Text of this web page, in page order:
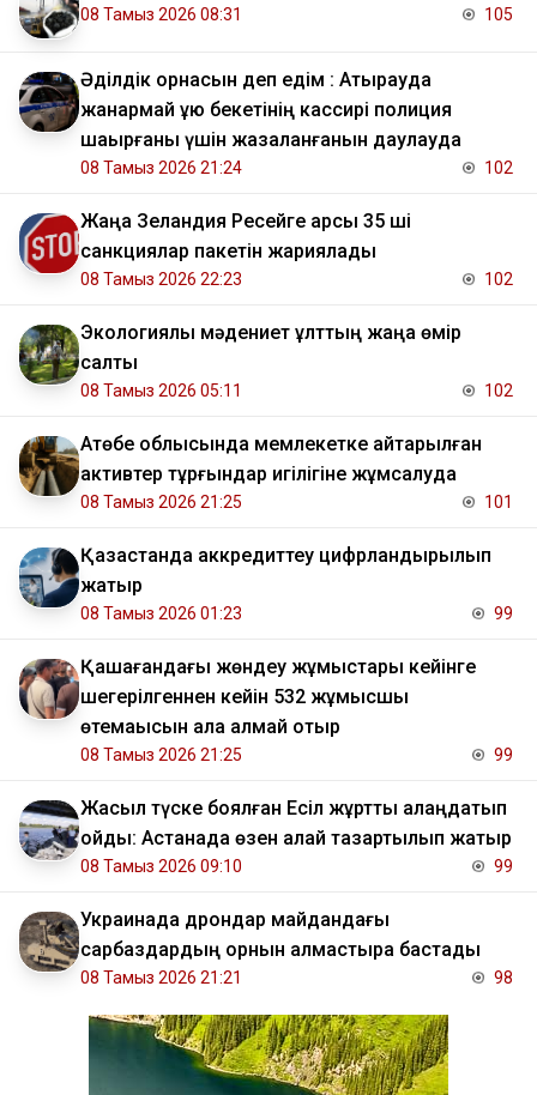
08 Тамыз 2026 08:31 105
Әділдік орнасын деп едім : Атырауда
жанармай құю бекетінің кассирі полиция
шақырғаны үшін жазаланғанын даулауда
08 Тамыз 2026 21:24 102
Жаңа Зеландия Ресейге қарсы 35 ші
санкциялар пакетін жариялады
08 Тамыз 2026 22:23 102
Экологиялық мәдениет ұлттың жаңа өмір
салты
08 Тамыз 2026 05:11 102
​Ақтөбе облысында мемлекетке қайтарылған
активтер тұрғындар игілігіне жұмсалуда
08 Тамыз 2026 21:25 101
Қазақстанда аккредиттеу цифрландырылып
жатыр
08 Тамыз 2026 01:23 99
Қашағандағы жөндеу жұмыстары кейінге
шегерілгеннен кейін 532 жұмысшы
өтемақысын ала алмай отыр
08 Тамыз 2026 21:25 99
Жасыл түске боялған Есіл жұртты алаңдатып
қойды: Астанада өзен қалай тазартылып жатыр
08 Тамыз 2026 09:10 99
Украинада дрондар майдандағы
сарбаздардың орнын алмастыра бастады
08 Тамыз 2026 21:21 98